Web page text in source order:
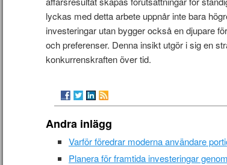
lyckas med detta arbete uppnår inte bara
investeringar utan bygger också en djupare
och preferenser. Denna insikt utgör i sig en
konkurrenskraften över tid.
Andra inlägg
Varför föredrar moderna användare
Planera för framtida investeringar